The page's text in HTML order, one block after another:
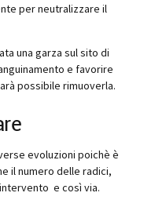
per neutralizzare il
una garza sul sito di
e favorire
possibile rimuoverla.
evoluzioni poichè è
il numero delle radici,
e così via.